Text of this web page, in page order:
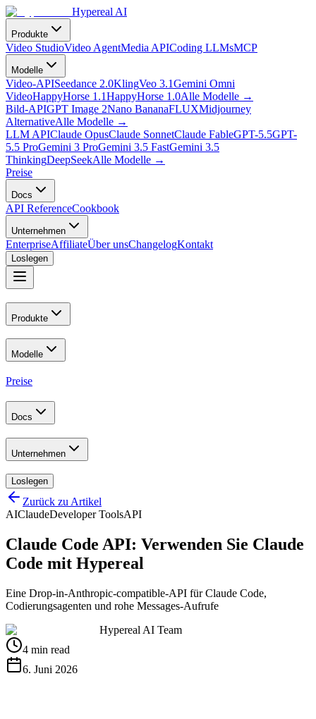
Hypereal AI
Produkte
Video StudioVideo AgentMedia APICoding LLMsMCP
Modelle
Video-APISeedance 2.0KlingVeo 3.1Gemini Omni
VideoHappyHorse 1.1HappyHorse 1.0Alle Modelle →
Bild-APIGPT Image 2Nano BananaFLUXMidjourney
AlternativeAlle Modelle →
LLM APIClaude OpusClaude SonnetClaude FableGPT-5.5GPT-
5.5 ProGemini 3 ProGemini 3.5 FastGemini 3.5
ThinkingDeepSeekAlle Modelle →
Preise
Docs
API ReferenceCookbook
Unternehmen
EnterpriseAffiliateÜber unsChangelogKontakt
Loslegen
Produkte
Modelle
Preise
Docs
Unternehmen
Loslegen
Zurück zu Artikel
AIClaudeDeveloper ToolsAPI
Claude Code API: Verwenden Sie Claude
Code mit Hypereal
Eine Drop-in-Anthropic-compatible-API für Claude Code,
Codierungsagenten und rohe Messages-Aufrufe
Hypereal AI Team
4 min read
6. Juni 2026